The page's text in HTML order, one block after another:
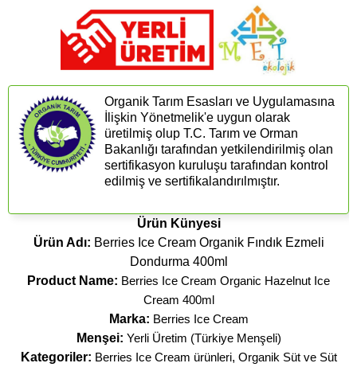
Organik Tarım Esasları ve Uygulamasına
İlişkin Yönetmelik'e uygun olarak
üretilmiş olup T.C. Tarım ve Orman
Bakanlığı tarafından yetkilendirilmiş olan
sertifikasyon kuruluşu tarafından kontrol
edilmiş ve sertifikalandırılmıştır.
Ürün Künyesi
Ürün Adı: Berries Ice Cream Organik Fındık Ezmeli
Dondurma 400ml
Product Name: Berries Ice Cream Organic Hazelnut Ice
Cream 400ml
Marka: Berries Ice Cream
Menşei: Yerli Üretim (Türkiye Menşeli)
Kategoriler: Berries Ice Cream ürünleri, Organik Süt ve Süt